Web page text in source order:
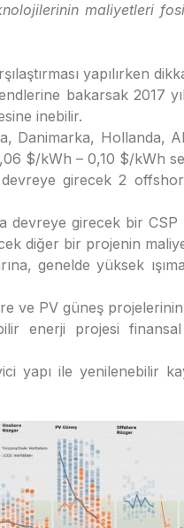
maliyetleri
yapılırken
bakarsak 2017
inebilir.
Danimarka, Hollanda,
$/kWh – 0,10 $/kWh
devreye girecek 2
devreye girecek bir
diğer bir projenin
genelde yüksek
ve PV güneş
enerji projesi
yapı ile yenilenebilir